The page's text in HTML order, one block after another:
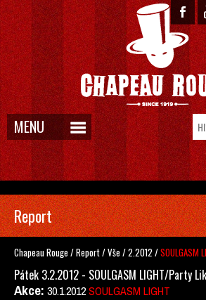
MENU
Report
Chapeau Rouge /Report/Vše /2.2012 /SOULGASM
Pátek 3.2.2012 - SOULGASM LIGHT/Party
Akce: 30.1.2012SOULGASM LIGHT